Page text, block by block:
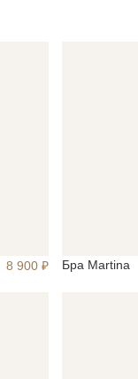
8 900 ₽ Бра Martina